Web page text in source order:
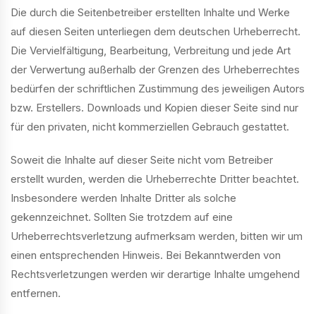
Die durch die Seitenbetreiber erstellten Inhalte und Werke
auf diesen Seiten unterliegen dem deutschen Urheberrecht.
Die Vervielfältigung, Bearbeitung, Verbreitung und jede Art
der Verwertung außerhalb der Grenzen des Urheberrechtes
bedürfen der schriftlichen Zustimmung des jeweiligen Autors
bzw. Erstellers. Downloads und Kopien dieser Seite sind nur
für den privaten, nicht kommerziellen Gebrauch gestattet.
Soweit die Inhalte auf dieser Seite nicht vom Betreiber
erstellt wurden, werden die Urheberrechte Dritter beachtet.
Insbesondere werden Inhalte Dritter als solche
gekennzeichnet. Sollten Sie trotzdem auf eine
Urheberrechtsverletzung aufmerksam werden, bitten wir um
einen entsprechenden Hinweis. Bei Bekanntwerden von
Rechtsverletzungen werden wir derartige Inhalte umgehend
entfernen.